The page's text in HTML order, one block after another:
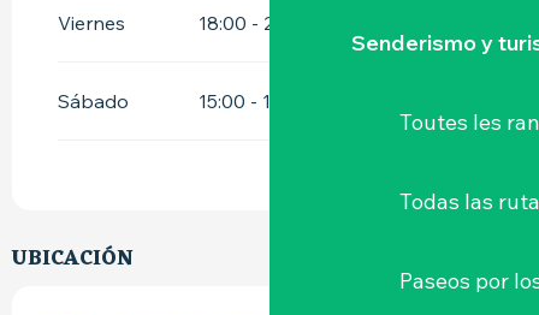
Senderismo y
Toutes les
Todas las
Paseos por
Viernes 18:00 - 21:00
Sábado 15:00 - 19:00
UBICACIÓN